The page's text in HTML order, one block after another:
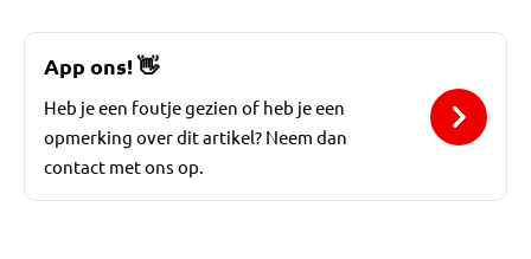
App ons!👋
Heb je een foutje gezien of heb je een
opmerking over dit artikel? Neem dan
contact met ons op.